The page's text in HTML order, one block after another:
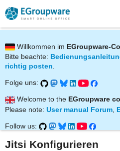
Willkommen im EGroupware-
Bitte beachte:
richtig posten.
Folge uns:
Welcome to the EGroupware
Please note: User manual Forum
Follow us:
Jitsi Konfigurieren